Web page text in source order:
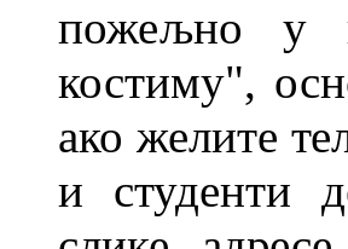
пожељно у
костиму",
ако желите
и студенти